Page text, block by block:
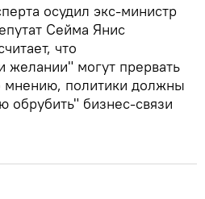
осудил экс-министр
Сейма Янис
что
желании" могут прервать
мнению, политики должны
обрубить" бизнес-связи